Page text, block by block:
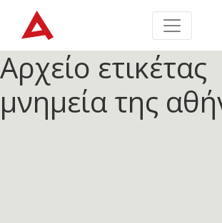
Αρχείο ετικέτας
μνημεία της